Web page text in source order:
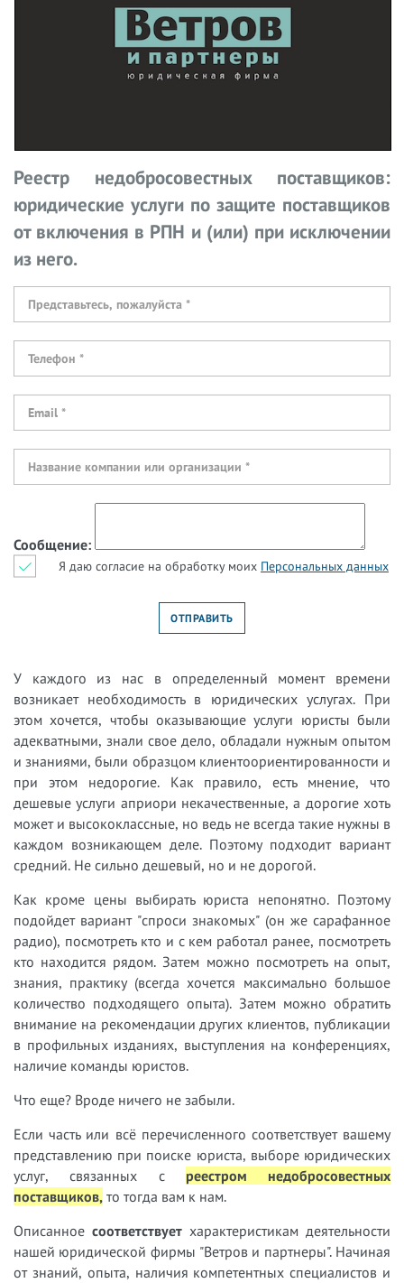
Реестр недобросовестных поставщиков:
юридические услуги по защите поставщиков
от включения в РПН и (или) при исключении
из него.
Сообщение:
Я даю согласие на обработку моих Персональных данных
У каждого из нас в определенный момент времени
возникает необходимость в юридических услугах. При
этом хочется, чтобы оказывающие услуги юристы были
адекватными, знали свое дело, обладали нужным опытом
и знаниями, были образцом клиентоориентированности и
при этом недорогие. Как правило, есть мнение, что
дешевые услуги априори некачественные, а дорогие хоть
может и высококлассные, но ведь не всегда такие нужны в
каждом возникающем деле. Поэтому подходит вариант
средний. Не сильно дешевый, но и не дорогой.
Как кроме цены выбирать юриста непонятно. Поэтому
подойдет вариант "спроси знакомых" (он же сарафанное
радио), посмотреть кто и с кем работал ранее, посмотреть
кто находится рядом. Затем можно посмотреть на опыт,
знания, практику (всегда хочется максимально большое
количество подходящего опыта). Затем можно обратить
внимание на рекомендации других клиентов, публикации
в профильных изданиях, выступления на конференциях,
наличие команды юристов.
Что еще? Вроде ничего не забыли.
Если часть или всё перечисленного соответствует вашему
представлению при поиске юриста, выборе юридических
услуг, связанных с реестром недобросовестных
поставщиков, то тогда вам к нам.
Описанное соответствует характеристикам деятельности
нашей юридической фирмы "Ветров и партнеры". Начиная
от знаний, опыта, наличия компетентных специалистов и